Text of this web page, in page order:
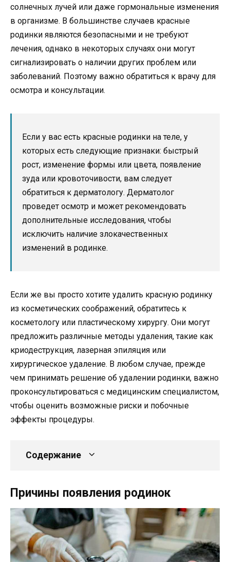
солнечных лучей или даже гормональные изменения
в организме. В большинстве случаев красные
родинки являются безопасными и не требуют
лечения, однако в некоторых случаях они могут
сигнализировать о наличии других проблем или
заболеваний. Поэтому важно обратиться к врачу для
осмотра и консультации.
Если у вас есть красные родинки на теле, у
которых есть следующие признаки: быстрый
рост, изменение формы или цвета, появление
зуда или кровоточивости, вам следует
обратиться к дерматологу. Дерматолог
проведет осмотр и может рекомендовать
дополнительные исследования, чтобы
исключить наличие злокачественных
изменений в родинке.
Если же вы просто хотите удалить красную родинку
из косметических соображений, обратитесь к
косметологу или пластическому хирургу. Они могут
предложить различные методы удаления, такие как
криодеструкция, лазерная эпиляция или
хирургическое удаление. В любом случае, прежде
чем принимать решение об удалении родинки, важно
проконсультироваться с медицинским специалистом,
чтобы оценить возможные риски и побочные
эффекты процедуры.
Содержание
Причины появления родинок